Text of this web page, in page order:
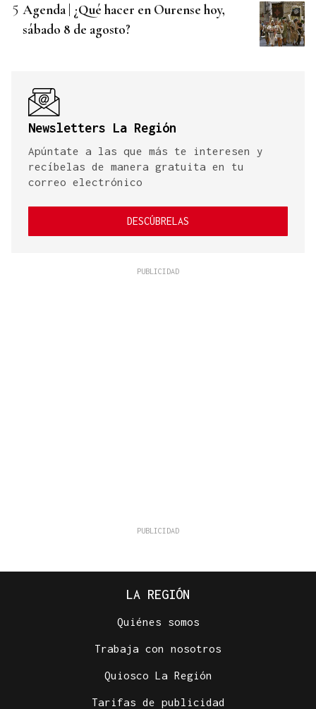
Agenda | ¿Qué hacer en Ourense hoy,
sábado 8 de agosto?
Newsletters La Región
Apúntate a las que más te interesen y
recíbelas de manera gratuita en tu
correo electrónico
DESCÚBRELAS
LA REGIÓN
Quiénes somos
Trabaja con nosotros
Quiosco La Región
Tarifas de publicidad